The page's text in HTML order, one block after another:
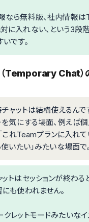
なら無料版、社内情報は
に入れない、という3段
です。
（Temporary Chat）
ャットは結構使えるんで
を気にする場面、例えば
これTeamプランに入れ
いたい」みたいな場面で。
ットはセッションが終わる
も使われません。
クレットモードみたいな